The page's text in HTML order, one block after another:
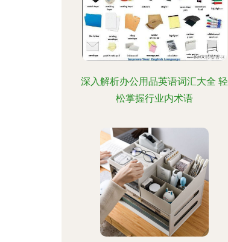
深入解析办公用品英语词汇大全 轻
松掌握行业内术语